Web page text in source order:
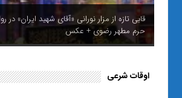
قابی تازه از مزار نورانی «آقای شهید ایران» در
حرم مطهر رضوی + عکس
اوقات شرعی